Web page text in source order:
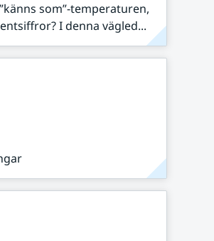
som”-temperaturen,
I denna vägled...